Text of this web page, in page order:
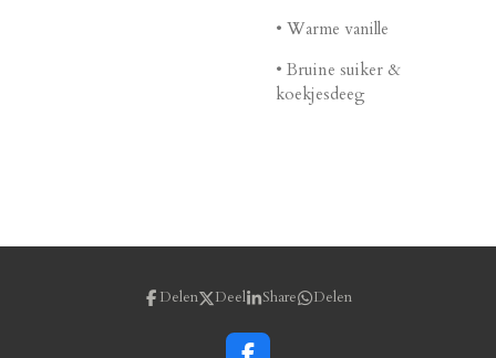
• Warme vanille
• Bruine suiker &
koekjesdeeg
Delen Deel Share Delen